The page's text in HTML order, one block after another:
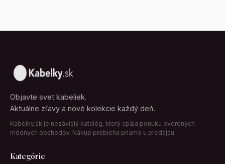
Objavte svet kabeliek.
Aktuálne zľavy a nové kolekcie každý deň.
Kabelky.sk je nezávislý katalóg, ktorý spája ponuku overených
módnych obchodov. Nákup prebieha priamo u predajcu.
Kategórie